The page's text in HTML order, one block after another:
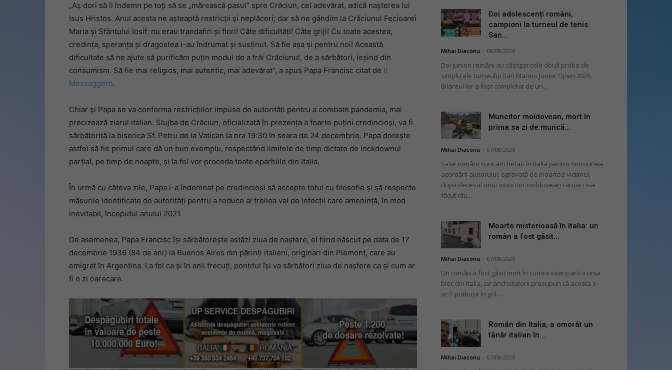
din
Italia
„Aș dori să îi îndemn pe toți să se „mărească pasul” spre Crăciun, cel adevărat, adică nașterea lui
Isus Hristos. Anul acesta ne așteaptă restricții și neplăceri; dar să ne gândim la Crăciunul Fecioarei
Maria și Sfântului Iosif: nu erau trandafiri și flori! Câte dificultăți! Câte griji! Cu toate acestea,
credința, speranța și dragostea i-au îndrumat și susținut. Să fie așa și pentru noi! Această
dificultate să ne ajute să purificăm puțin modul de a trăi Crăciunul, de a sărbători, ieșind din
consumism. Să fie mai religios, mai autentic, mai adevărat”, a spus Papa Francisc citat de Il
Messaggero.
Chiar și Papa se va conforma restricțiilor impuse de autorități pentru a combate pandemia, mai
precizează ziarul italian. Slujba de Crăciun, oficializată în prezența a foarte puțini credincioși, va fi
sărbătorită la biserica Sf. Petru de la Vatican la ora 19:30 în seara de 24 decembrie. Papa dorește
astfel să fie primul care dă un bun exemplu, respectând limitele de timp dictate de lockdownul
parțial, pe timp de noapte, și la fel vor proceda toate eparhiile din Italia.
În urmă cu câteva zile, Papa i-a îndemnat pe credincioși să accepte totul cu filosofie și să respecte
măsurile identificate de autorități pentru a reduce al treilea val de infecții care amenință, în mod
inevitabil, începutul anului 2021.
De asemenea, Papa Francisc își sărbătorește astăzi ziua de naștere, el fiind născut pe data de 17
decembrie 1936 (84 de ani) la Buenos Aires din părinți italieni, originari din Piemont, care au
emigrat în Argentina. La fel ca și în anii trecuți, pontiful își va sărbători ziua de naștere ca și cum ar
fi o zi oarecare.
Doi adolescenți români,
campioni la turneul de tenis
San...
Mihai Diaconu 08/08/2026
Doi juniori români au câștigat cele două probe de
simplu ale turneului San Marino Junior Open 2026.
Bilanțul lor a fost completat de un...
Muncitor moldovean, mort în
prima sa zi de muncă...
Mihai Diaconu 07/08/2026
Șase români sunt anchetați în Italia pentru omisiunea
acordării ajutorului, agravată de moartea victimei,
după decesul unui muncitor moldovean căruia i s-a
făcut rău...
Moarte misterioasă în Italia: un
român a fost găsit...
Mihai Diaconu 07/08/2026
Un român a fost găsit mort în curtea interioară a unui
bloc din Italia, iar anchetatorii presupun că acesta s-
ar fi prăbușit în gol...
Român din Italia, a omorât un
tânăr italian în...
Mihai Diaconu 07/08/2026